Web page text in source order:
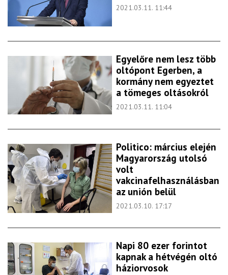
2021.03.11. 11:44
Egyelőre nem lesz több
oltópont Egerben, a
kormány nem egyeztet
a tömeges oltásokról
2021.03.11. 11:04
Politico: március elején
Magyarország utolsó
volt
vakcinafelhasználásban
az unión belül
2021.03.10. 17:17
Napi 80 ezer forintot
kapnak a hétvégén oltó
háziorvosok